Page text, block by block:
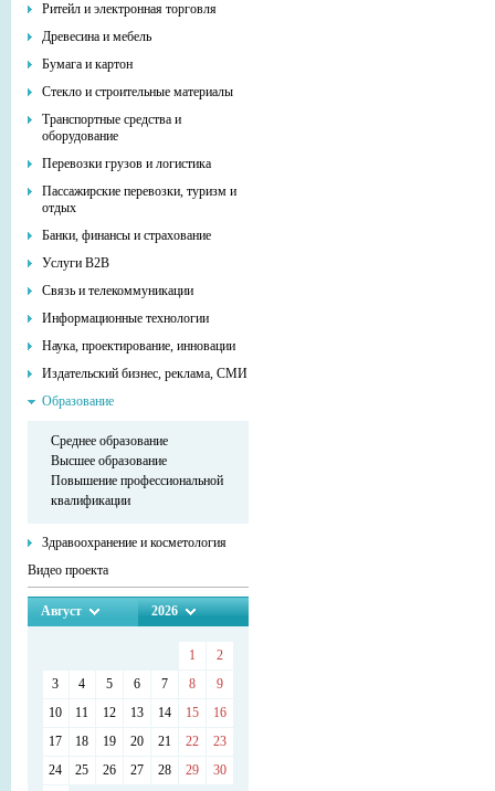
Ритейл и электронная торговля
Древесина и мебель
Бумага и картон
Стекло и строительные материалы
Транспортные средства и
оборудование
Перевозки грузов и логистика
Пассажирские перевозки, туризм и
отдых
Банки, финансы и страхование
Услуги В2В
Связь и телекоммуникации
Информационные технологии
Наука, проектирование, инновации
Издательский бизнес, реклама, СМИ
Образование
Среднее образование
Высшее образование
Повышение профессиональной
квалификации
Здравоохранение и косметология
Видео проекта
Август 2026
1
2
3
4 5 6 7 8
9
10
11 12 13 14 15
16
17
18 19 20 21 22
23
24
25 26 27 28 29 30